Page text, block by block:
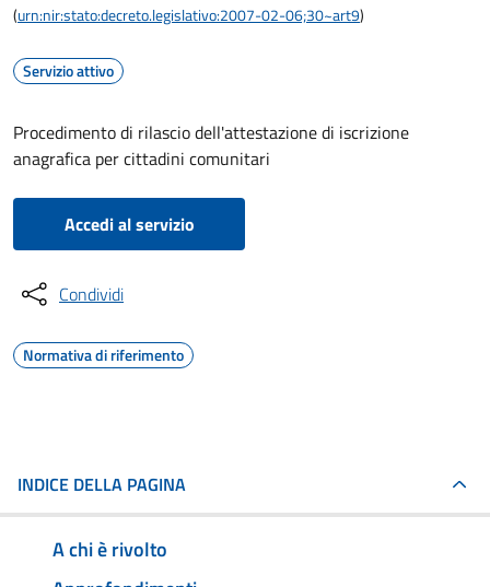
(urn:nir:stato:decreto.legislativo:2007-02-06;30~art9)
Servizio attivo
Procedimento di rilascio dell'attestazione di iscrizione
anagrafica per cittadini comunitari
Accedi al servizio
Condividi
Normativa di riferimento
INDICE DELLA PAGINA
A chi è rivolto